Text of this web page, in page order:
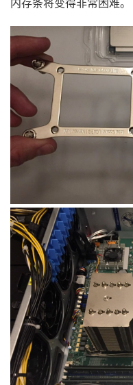
内存条将变得非常困难。